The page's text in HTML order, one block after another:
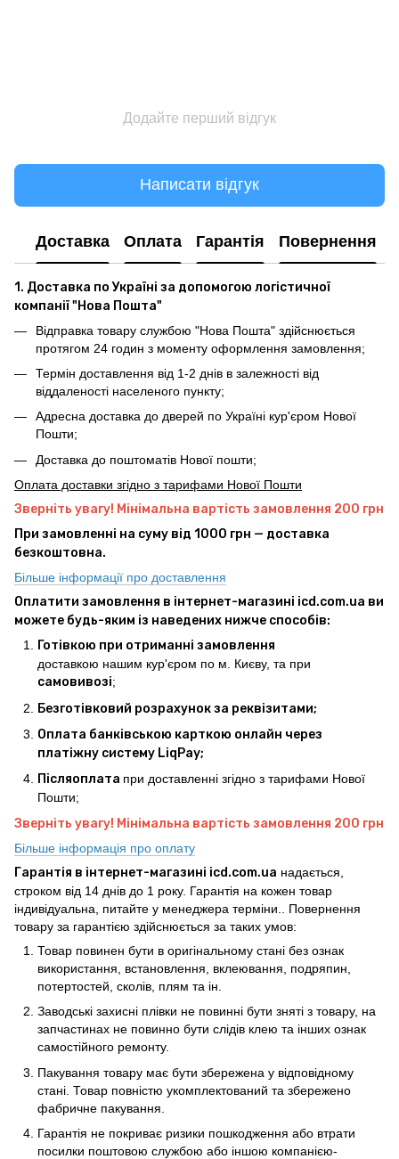
Додайте перший відгук
Написати відгук
Доставка Оплата Гарантія Повернення
1. Доставка по Україні за допомогою логістичної
компанії "Нова Пошта"
Відправка товару службою "Нова Пошта" здійснюється
протягом 24 годин з моменту оформлення замовлення;
Термін доставлення від 1-2 днів в залежності від
віддаленості населеного пункту;
Адресна доставка до дверей по Україні кур'єром Нової
Пошти;
Доставка до поштоматів Нової пошти;
Оплата доставки згідно з тарифами Нової Пошти
Зверніть увагу! Мінімальна вартість замовлення 200 грн
При замовленні на суму від 1000 грн — доставка
безкоштовна.
Більше інформації про доставлення
Оплатити замовлення в інтернет-магазині icd.com.ua ви
можете будь-яким із наведених нижче способів:
Готівкою при отриманні замовлення
доставкою нашим кур'єром по м. Києву, та при
самовивозі;
Безготівковий розрахунок за реквізитами;
Оплата банківською карткою онлайн через
платіжну систему LiqPay;
Післяоплата при доставленні згідно з тарифами Нової
Пошти;
Зверніть увагу! Мінімальна вартість замовлення 200 грн
Більше інформація про оплату
Гарантія в інтернет-магазині icd.com.ua надається,
строком від 14 днів до 1 року. Гарантія на кожен товар
індивідуальна, питайте у менеджера терміни.. Повернення
товару за гарантією здійснюється за таких умов:
Товар повинен бути в оригінальному стані без ознак
використання, встановлення, вклеювання, подряпин,
потертостей, сколів, плям та ін.
Заводські захисні плівки не повинні бути зняті з товару, на
запчастинах не повинно бути слідів клею та інших ознак
самостійного ремонту.
Пакування товару має бути збережена у відповідному
стані. Товар повністю укомплектований та збережено
фабричне пакування.
Гарантія не покриває ризики пошкодження або втрати
посилки поштовою службою або іншою компанією-